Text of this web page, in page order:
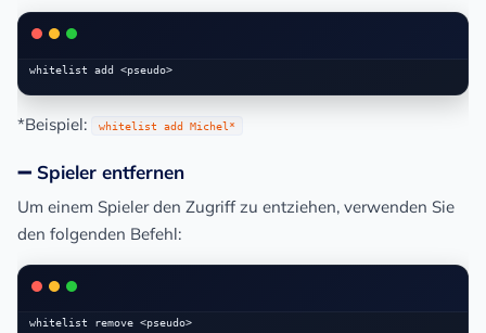
*Beispiel: whitelist add Michel*
➖ Spieler entfernen
Um einem Spieler den Zugriff zu entziehen, verwenden Sie
den folgenden Befehl: